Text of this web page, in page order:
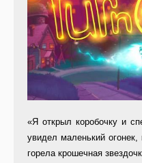
«Я открыл коробочку и
увидел маленький
горела крошечная